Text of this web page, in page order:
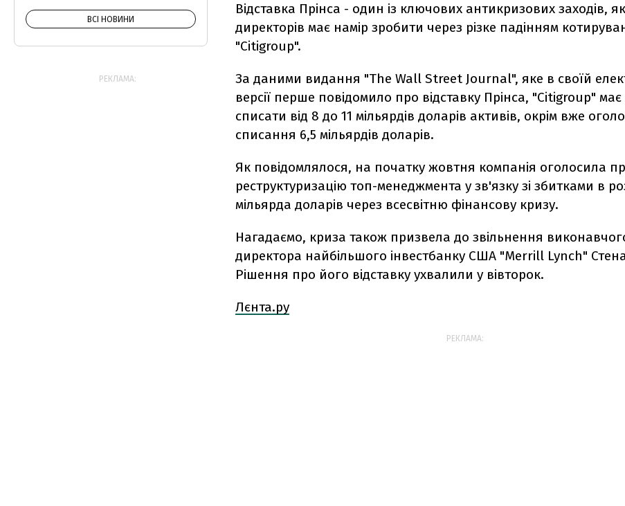
Відставка Прінса - один із ключових антикризових заходів,
директорів має намір зробити через різке падінням
"Citigroup".
За даними видання "The Wall Street Journal", яке в своїй
версії перше повідомило про відставку Прінса, "Citigroup" має
списати від 8 до 11 мільярдів доларів активів, окрім вже
списання 6,5 мільярдів доларів.
Як повідомлялося, на початку жовтня компанія оголосила
реструктуризацію топ-менеджмента у зв'язку зі збитками в
мільярда доларів через всесвітню фінансову кризу.
Нагадаємо, криза також призвела до звільнення
директора найбільшого інвестбанку США "Merrill Lynch"
Рішення про його відставку ухвалили у вівторок.
Лєнта.ру
РЕКЛАМА:
ВСІ НОВИНИ
РЕКЛАМА: